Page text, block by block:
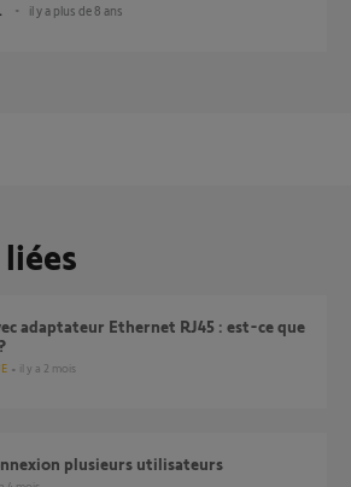
il y a plus de 8 ans
il y a 2 mois
plusieurs utilisateurs